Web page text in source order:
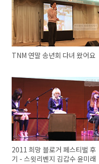
TNM 연말 송년회 다녀 왔어요
2011 희망 블로거 페스티벌 후
기 - 스윗리벤지 김갑수 윤미래